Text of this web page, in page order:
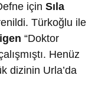
için Sıla
Türkoğlu ile
“Doktor
Henüz
dizinin Urla’da